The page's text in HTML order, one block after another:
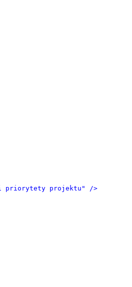
i priorytety projektu" />